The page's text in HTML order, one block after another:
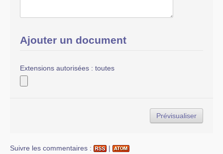
Ajouter un document
Extensions autorisées : toutes
Suivre les commentaires : |